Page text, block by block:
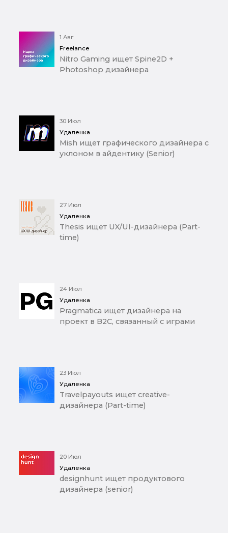
1 Авг
Freelance
Nitro Gaming ищет Spine2D +
Photoshop дизайнера
30 Июл
Удаленка
Mish ищет графического дизайнера с
уклоном в айдентику (Senior)
27 Июл
Удаленка
Thesis ищет UX/UI-дизайнера (Part-
time)
24 Июл
Удаленка
Pragmatica ищет дизайнера на
проект в B2C, связанный с играми
23 Июл
Удаленка
Travelpayouts ищет creative-
дизайнера (Part-time)
20 Июл
Удаленка
designhunt ищет продуктового
дизайнера (senior)